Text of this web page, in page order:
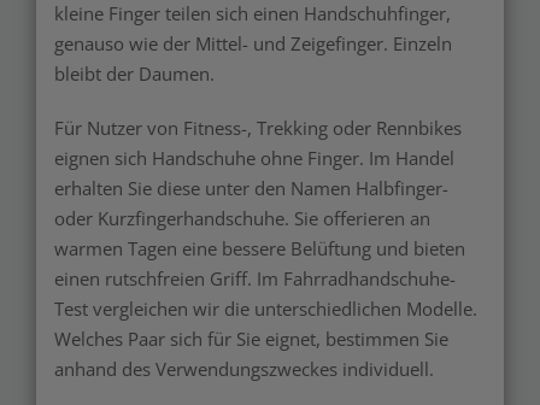
kleine Finger teilen sich einen Handschuhfinger,
genauso wie der Mittel- und Zeigefinger. Einzeln
bleibt der Daumen.
Für Nutzer von Fitness-, Trekking oder Rennbikes
eignen sich Handschuhe ohne Finger. Im Handel
erhalten Sie diese unter den Namen Halbfinger-
oder Kurzfingerhandschuhe. Sie offerieren an
warmen Tagen eine bessere Belüftung und bieten
einen rutschfreien Griff. Im Fahrradhandschuhe-
Test vergleichen wir die unterschiedlichen Modelle.
Welches Paar sich für Sie eignet, bestimmen Sie
anhand des Verwendungszweckes individuell.